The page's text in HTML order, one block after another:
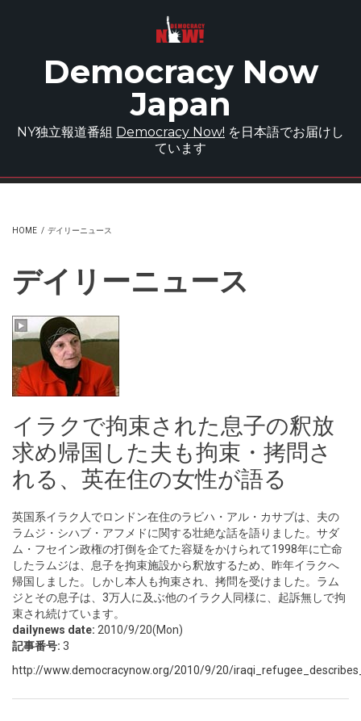
Democracy Now
Japan
NY独立報道番組 Democracy Now! を日本語でお届けし
ています
HOME / デイリーニュース
デイリーニュース
イラクで拘束された息子の釈放
求め帰国した夫も拘束・拷問さ
れる、英在住の女性が語る
英国系イラク人でロンドン在住のラビハ・アル・カサブは、夫の
ラムジ・シハブ・アフメドに関する壮絶な話を語りました。サダ
ム・フセイン政権の打倒を企てた容疑をかけられて1998年に亡命
したラムジは、息子を拘束施設から釈放するため、昨年イラクへ
帰国しました。しかし本人も拘束され、拷問を受けました。ラム
ジとその息子は、3万人に及ぶ他のイラク人同様に、起訴無しで拘
束され続けています。
dailynews date: 2010/9/20(Mon)
記事番号: 3
http://www.democracynow.org/2010/9/20/